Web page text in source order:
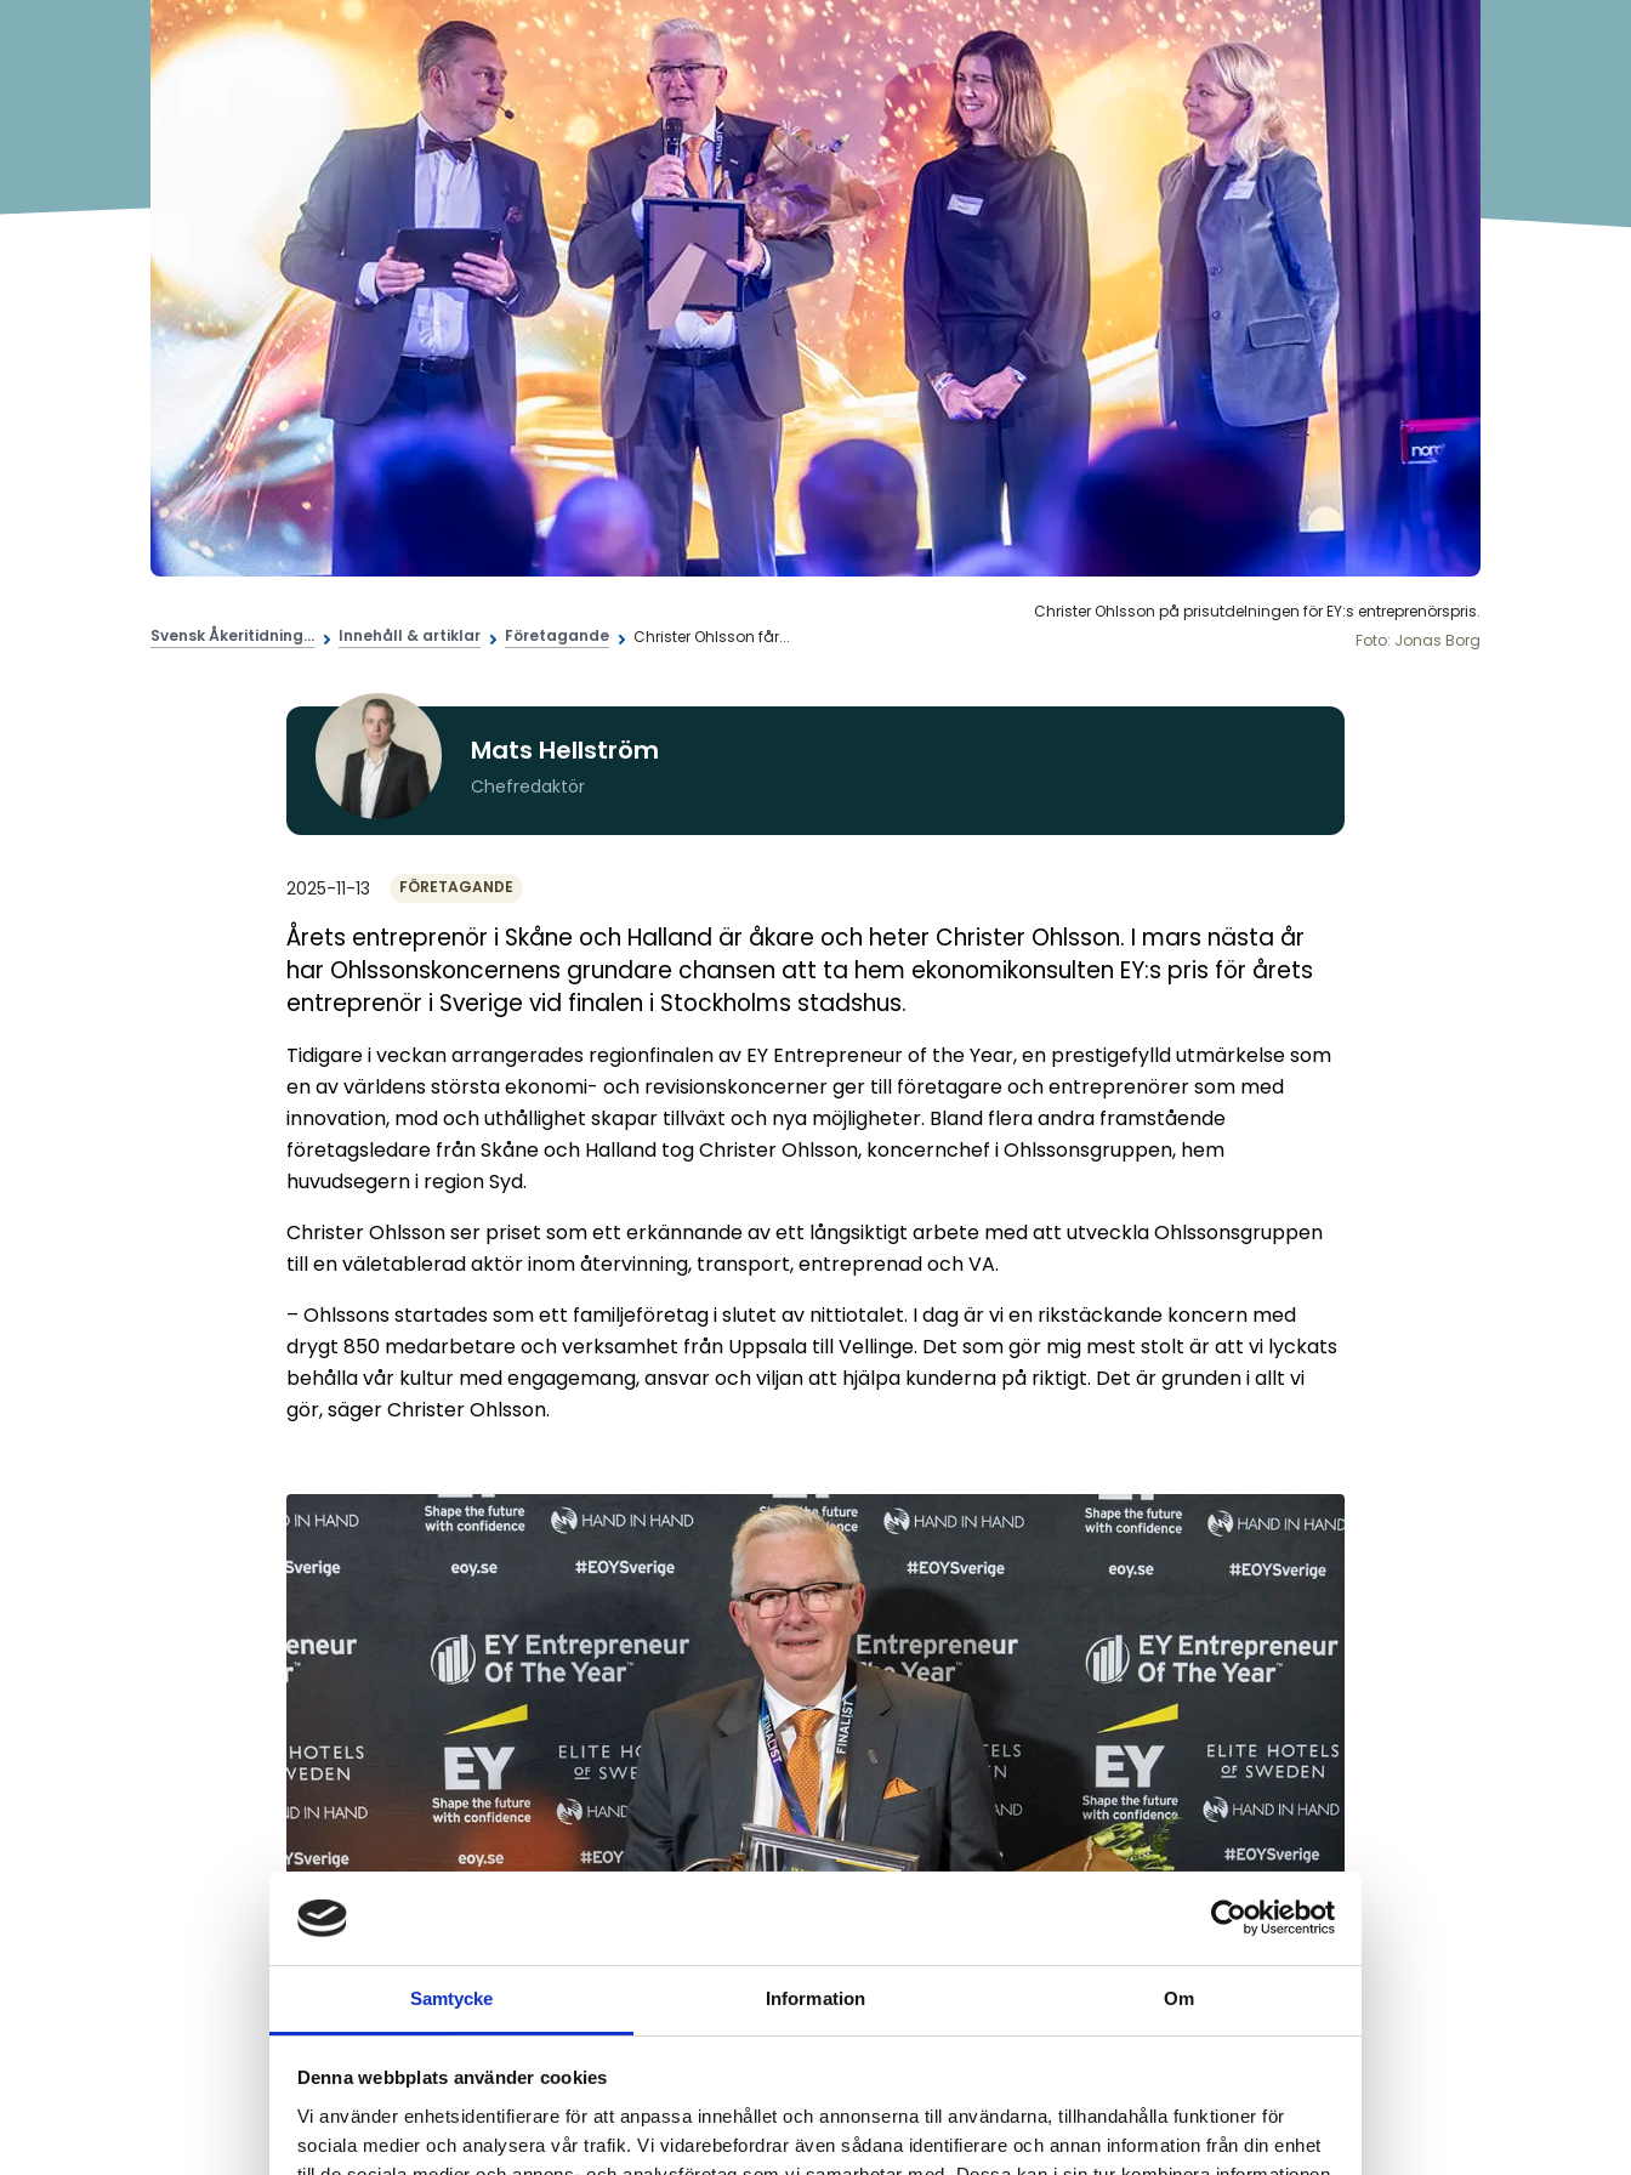
Samtycke Information Om
Denna webbplats använder cookies
Vi använder enhetsidentifierare för att anpassa innehållet och annonserna till användarna, tillhandahålla funktioner för
sociala medier och analysera vår trafik. Vi vidarebefordrar även sådana identifierare och annan information från din enhet
Svensk Åkeritidning... Innehåll & artiklar Företagande Christer Ohlsson får...
Christer Ohlsson på prisutdelningen för EY:s entreprenörspris.
Foto: Jonas Borg
Mats Hellström
Chefredaktör
2025-11-13 FÖRETAGANDE
Årets entreprenör i Skåne och Halland är åkare och heter Christer Ohlsson. I mars nästa år
har Ohlssonskoncernens grundare chansen att ta hem ekonomikonsulten EY:s pris för årets
entreprenör i Sverige vid finalen i Stockholms stadshus.
Tidigare i veckan arrangerades regionfinalen av EY Entrepreneur of the Year, en prestigefylld utmärkelse som
en av världens största ekonomi- och revisionskoncerner ger till företagare och entreprenörer som med
innovation, mod och uthållighet skapar tillväxt och nya möjligheter. Bland flera andra framstående
företagsledare från Skåne och Halland tog Christer Ohlsson, koncernchef i Ohlssonsgruppen, hem
huvudsegern i region Syd.
Christer Ohlsson ser priset som ett erkännande av ett långsiktigt arbete med att utveckla Ohlssonsgruppen
till en väletablerad aktör inom återvinning, transport, entreprenad och VA.
– Ohlssons startades som ett familjeföretag i slutet av nittiotalet. I dag är vi en rikstäckande koncern med
drygt 850 medarbetare och verksamhet från Uppsala till Vellinge. Det som gör mig mest stolt är att vi lyckats
behålla vår kultur med engagemang, ansvar och viljan att hjälpa kunderna på riktigt. Det är grunden i allt vi
gör, säger Christer Ohlsson.
Nu väntar den nationella finalen i Blå Hallen i Stockholms stadshus den 18–20 mars. Där ska vinnarna från
landets alla regioner mötas för att göra upp om titeln Årets Entreprenör i Sverige.